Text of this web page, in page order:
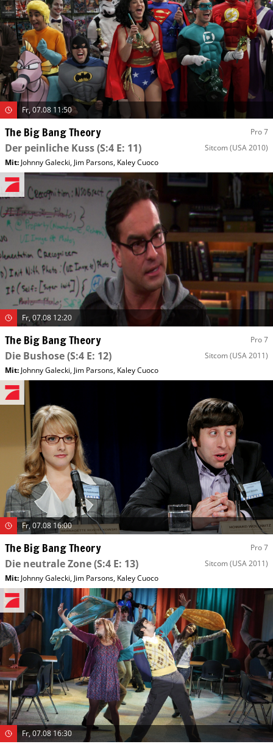
Fr, 07.08 11:50
The Big Bang Theory Pro 7
Der peinliche Kuss(S:4 E: 11) Sitcom (USA 2010)
Mit: Johnny Galecki, Jim Parsons, Kaley Cuoco
Fr, 07.08 12:20
The Big Bang Theory Pro 7
Die Bushose(S:4 E: 12) Sitcom (USA 2011)
Mit: Johnny Galecki, Jim Parsons, Kaley Cuoco
Fr, 07.08 16:00
The Big Bang Theory Pro 7
Die neutrale Zone(S:4 E: 13) Sitcom (USA 2011)
Mit: Johnny Galecki, Jim Parsons, Kaley Cuoco
Fr, 07.08 16:30